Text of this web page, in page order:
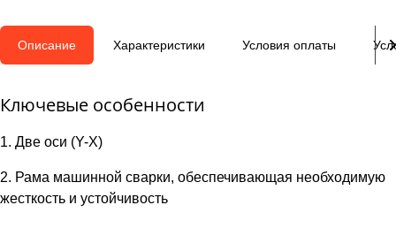
Описание Характеристики Условия оплаты
Ключевые особенности
1. Две оси (Y-X)
2. Рама машинной сварки, обеспечивающая необходимую
жесткость и устойчивость